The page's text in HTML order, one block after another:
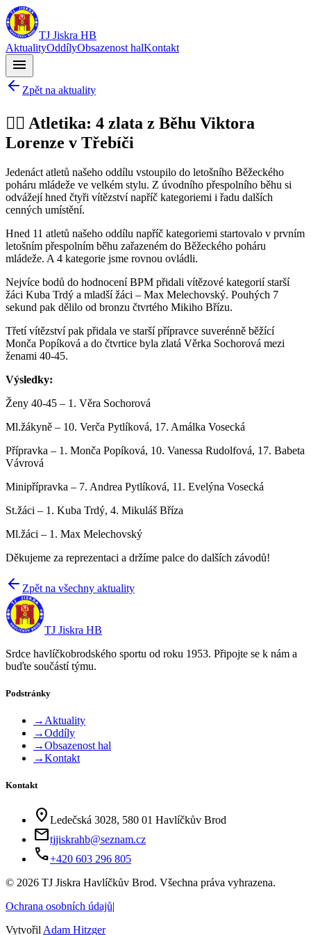
TJ Jiskra HB
AktualityOddílyObsazenost halKontakt
menu
Zpět na aktuality
🏃‍♂️ Atletika: 4 zlata z Běhu Viktora
Lorenze v Třebíči
Jedenáct atletů našeho oddílu vstoupilo do letošního Běžeckého
poháru mládeže ve velkém stylu. Z úvodního přespolního běhu si
odvážejí hned čtyři vítězství napříč kategoriemi i řadu dalších
cenných umístění.
Hned 11 atletů našeho oddílu napříč kategoriemi startovalo v prvním
letošním přespolním běhu zařazeném do Běžeckého poháru
mládeže. A 4 kategorie jsme rovnou ovládli.
Nejvíce bodů do hodnocení BPM přidali vítězové kategorií starší
žáci Kuba Trdý a mladší žáci – Max Melechovský. Pouhých 7
sekund pak dělilo od bronzu čtvrtého Mikiho Břízu.
Třetí vítězství pak přidala ve starší přípravce suverénně běžící
Monča Popíková a do čtvrtice byla zlatá Věrka Sochorová mezi
ženami 40-45.
Výsledky:
Ženy 40-45 – 1. Věra Sochorová
Ml.žákyně – 10. Verča Pytlíková, 17. Amálka Vosecká
Přípravka – 1. Monča Popíková, 10. Vanessa Rudolfová, 17. Babeta
Vávrová
Minipřípravka – 7. Andrea Pytlíková, 11. Evelýna Vosecká
St.žáci – 1. Kuba Trdý, 4. Mikuláš Bříza
Ml.žáci – 1. Max Melechovský
Děkujeme za reprezentaci a držíme palce do dalších závodů!
Zpět na všechny aktuality
TJ Jiskra HB
Srdce havlíčkobrodského sportu od roku 1953. Připojte se k nám a
buďte součástí týmu.
Podstránky
→ Aktuality
→Oddíly
→Obsazenost hal
→Kontakt
Kontakt
location_on Ledečská 3028, 580 01 Havlíčkův Brod
mailtjjiskrahb@seznam.cz
phone+420 603 296 805
© 2026 TJ Jiskra Havlíčkův Brod. Všechna práva vyhrazena.
Ochrana osobních údajů|
Vytvořil Adam Hitzger